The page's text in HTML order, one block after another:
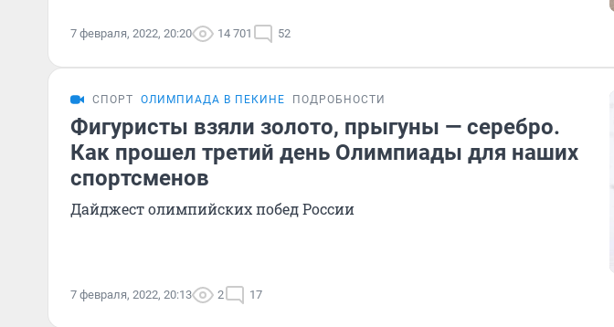
7 февраля, 2022, 20:20 14 701 52
СПОРТ ОЛИМПИАДА В ПЕКИНЕ ПОДРОБНОСТИ
Фигуристы взяли золото, прыгуны — серебро.
Как прошел третий день Олимпиады для наших
спортсменов
Дайджест олимпийских побед России
7 февраля, 2022, 20:13 2 17